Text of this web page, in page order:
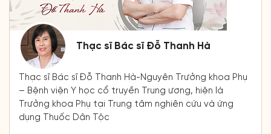
Thạc sĩ Bác sĩ Đỗ Thanh Hà
Thạc sĩ Bác sĩ Đỗ Thanh Hà-Nguyên Trưởng khoa Phụ
– Bệnh viện Y học cổ truyền Trung ương, hiện là
Trưởng khoa Phụ tại Trung tâm nghiên cứu và ứng
dụng Thuốc Dân Tộc